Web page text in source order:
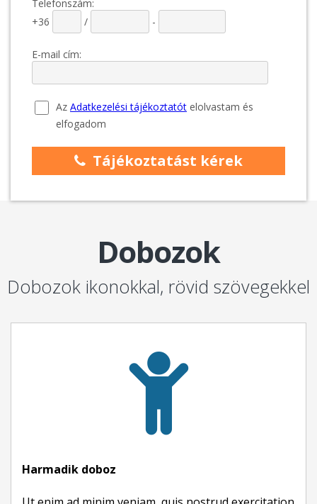
Dobozok
Dobozok ikonokkal, rövid szövegekkel
Harmadik doboz